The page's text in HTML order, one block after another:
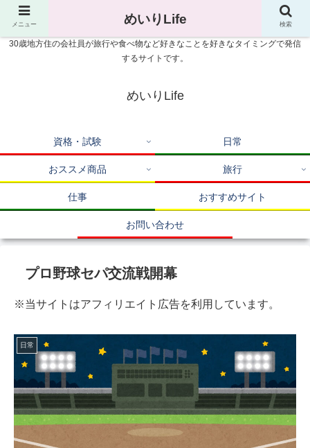
30歳地方住の会社員が旅行や食べ物など好きなことを好きなタイミングで発信
するサイトです。
めいりLife
資格・試験 日常
おススメ商品 旅行
仕事 おすすめサイト
お問い合わせ
プロ野球セパ交流戦開幕
※当サイトはアフィリエイト広告を利用しています。
日常
メニュー めいりLife 検索